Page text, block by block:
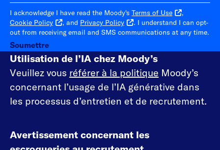
I acknowledge I have read the Moody's Terms of Use
,
Cookie Policy
, and Privacy Policy
. I understand I can opt-
out from receiving email and SMS communications at any time.
Soumettre
Utilisation de l’IA chez Moody’s
Veuillez vous référer à la politique Moody’s
concernant l’usage de l’IA générative dans
les processus d’entretien et de recrutement.
Avertissement concernant les